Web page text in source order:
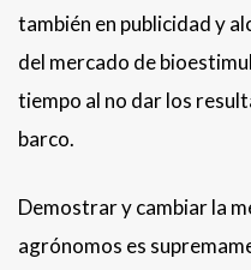
también en publicidad y
del mercado de
tiempo al no dar los
barco.
Demostrar y cambiar la
agrónomos es